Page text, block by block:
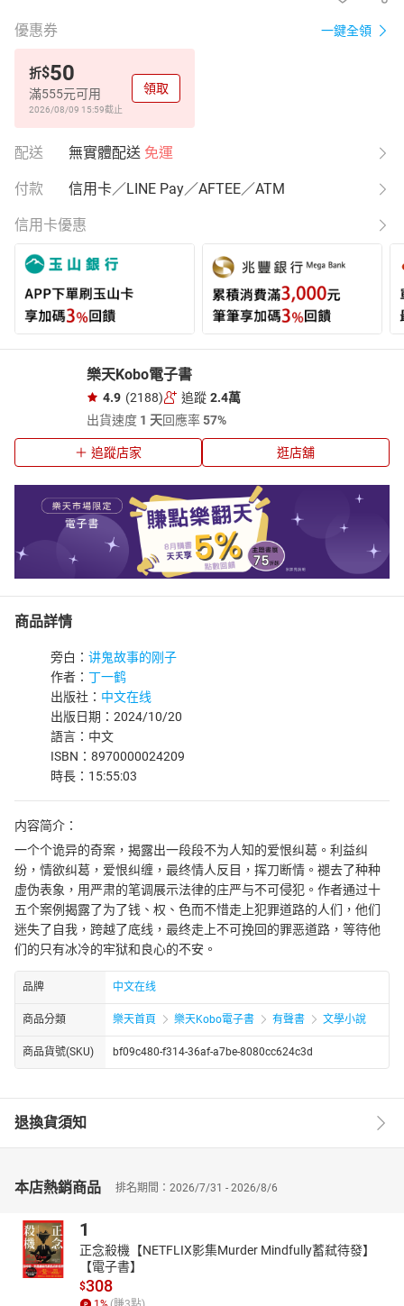
優惠券 一鍵全領
折$50
滿555元可用
2026/08/09 15:59截止
領取
配送 無實體配送 免運
付款 信用卡／LINE Pay／AFTEE／ATM
信用卡優惠
樂天Kobo電子書
4.9 (2188) 追蹤 2.4萬
出貨速度 1 天回應率57%
追蹤店家 逛店舖
商品詳情
旁白： 讲鬼故事的刚子
作者： 丁一鹤
出版社： 中文在线
出版日期：2024/10/20
語言：中文
ISBN：8970000024209
時長：15:55:03
内容简介：
一个个诡异的奇案，揭露出一段段不为人知的爱恨纠葛。利益纠
纷，情欲纠葛，爱恨纠缠，最终情人反目，挥刀断情。褪去了种种
虚伪表象，用严肃的笔调展示法律的庄严与不可侵犯。作者通过十
五个案例揭露了为了钱、权、色而不惜走上犯罪道路的人们，他们
迷失了自我，跨越了底线，最终走上不可挽回的罪恶道路，等待他
们的只有冰冷的牢狱和良心的不安。
品牌 中文在线
商品分類 樂天首頁 樂天Kobo電子書 有聲書 文學小說
商品貨號(SKU) bf09c480-f314-36af-a7be-8080cc624c3d
退換貨須知
本店熱銷商品 排名期間：2026/7/31 - 2026/8/6
1
正念殺機【NETFLIX影集Murder Mindfully蓄弒待發】
【電子書】
$308